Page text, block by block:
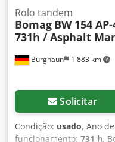
Burghaun 1 883 km
Rolo tandem
Bomag BW 154
731h / Asphalt
Solicitar
Condição: usado, Ano
funcionamento: 731 h,